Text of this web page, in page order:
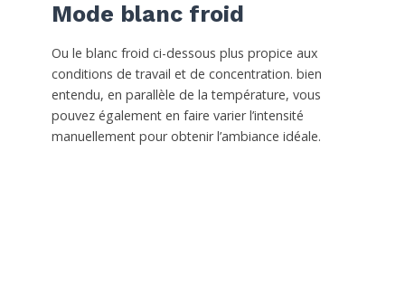
Mode blanc froid
Ou le blanc froid ci-dessous plus propice aux
conditions de travail et de concentration. bien
entendu, en parallèle de la température, vous
pouvez également en faire varier l’intensité
manuellement pour obtenir l’ambiance idéale.